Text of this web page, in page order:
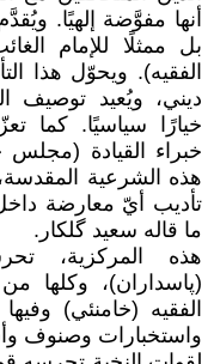
أنها مفوَّضة إلهيًا.
بل ممثلًا للإمام
الفقيه). ويحوّل هذا
ديني، ويُعيد توصيف
خيارًا سياسيًا. كما
خبراء القيادة
هذه الشرعية
تأديب أيّ معارضة
ما قاله سعيد گلكار.
هذه المركزية،
(پاسداران)، وكلها
الفقيه (خامنئي)
واستخبارات وصنوف